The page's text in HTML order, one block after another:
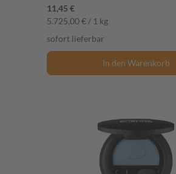
11,45 €
5.725,00 € / 1 kg
sofort lieferbar
In den Warenkorb